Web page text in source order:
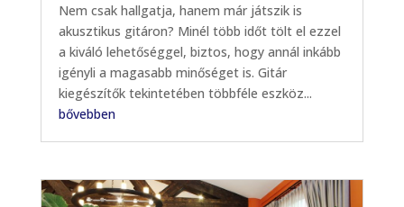
Nem csak hallgatja, hanem már játszik is
akusztikus gitáron? Minél több időt tölt el ezzel
a kiváló lehetőséggel, biztos, hogy annál inkább
igényli a magasabb minőséget is. Gitár
kiegészítők tekintetében többféle eszköz...
bővebben